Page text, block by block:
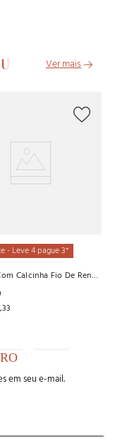
- Leve 4 pague 3*
Calcinha Fio De Renda
,33
em seu e-mail.